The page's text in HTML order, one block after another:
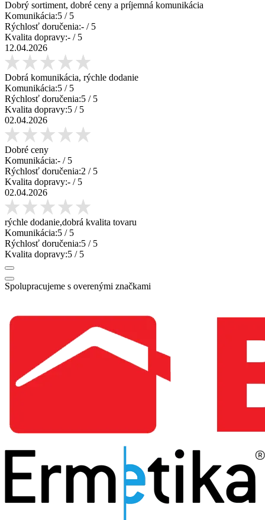
Dobrý sortiment, dobré ceny a príjemná komunikácia
Komunikácia:5 / 5
Rýchlosť doručenia:- / 5
Kvalita dopravy:- / 5
12.04.2026
Dobrá komunikácia, rýchle dodanie
Komunikácia:5 / 5
Rýchlosť doručenia:5 / 5
Kvalita dopravy:5 / 5
02.04.2026
Dobré ceny
Komunikácia:- / 5
Rýchlosť doručenia:2 / 5
Kvalita dopravy:- / 5
02.04.2026
rýchle dodanie,dobrá kvalita tovaru
Komunikácia:5 / 5
Rýchlosť doručenia:5 / 5
Kvalita dopravy:5 / 5
Spolupracujeme s overenými značkami